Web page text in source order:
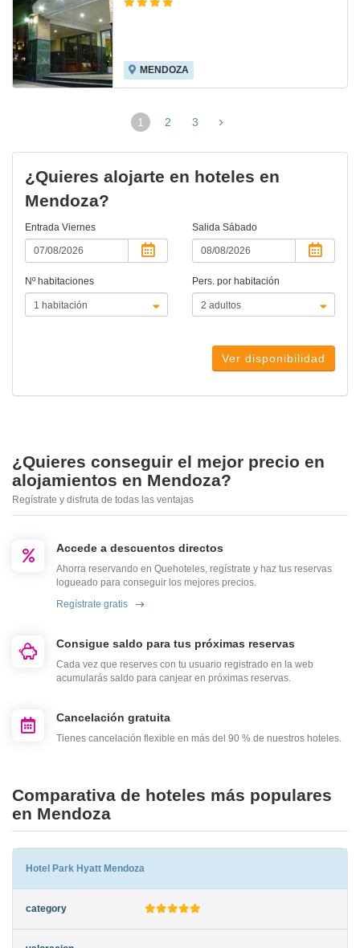
MENDOZA
1
(página
2 3
¿Quieres alojarte en hoteles en
Mendoza?
Entrada Viernes Salida Sábado
Nº habitaciones Pers. por habitación
Ver disponibilidad
¿Quieres conseguir el mejor precio en
alojamientos en Mendoza?
Regístrate y disfruta de todas las ventajas
Accede a descuentos directos
Ahorra reservando en Quehoteles, regístrate y haz tus reservas
logueado para conseguir los mejores precios.
Regístrate gratis
Consigue saldo para tus próximas reservas
Cada vez que reserves con tu usuario registrado en la web
acumularás saldo para canjear en próximas reservas.
Cancelación gratuita
Tienes cancelación flexible en más del 90 % de nuestros hoteles.
Comparativa de hoteles más populares
en Mendoza
Hotel Park Hyatt Mendoza